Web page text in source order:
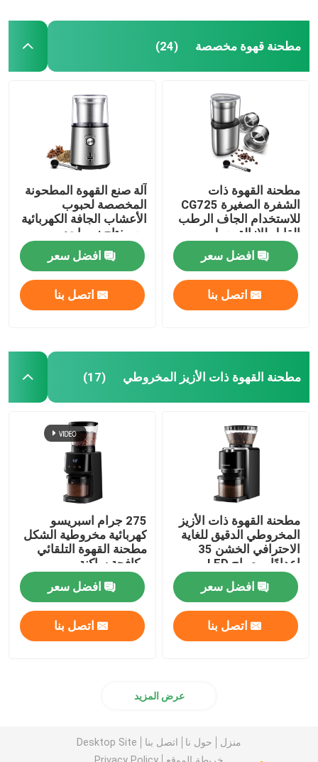
مطحنة قهوة مخصصة (24)
مطحنة القهوة ذات
الشفرة الصغيرة CG725
للاستخدام الجاف الرطب
القابل للإزالة يعمل
بالبطارية
افضل سعر
اتصل بنا
آلة صنع القهوة المطحونة
المخصصة لحبوب
الأعشاب الجافة الكهربائية
مع مفتاح زر واحد
افضل سعر
اتصل بنا
مطحنة القهوة ذات الأزيز المخروطي (17)
مطحنة القهوة ذات الأزيز
المخروطي الدقيق للغاية
الاحترافي الخشن 35
إعدادًا بمصباح LED
افضل سعر
اتصل بنا
275 جرام اسبريسو
كهربائية مخروطية الشكل
مطحنة القهوة التلقائي
مكافحة ساكنة
افضل سعر
اتصل بنا
عرض المزيد
منزل حول نا اتصل بنا
Desktop Site
خريطة الموقع
Privacy Policy